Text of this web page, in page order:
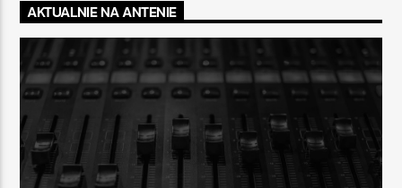
AKTUALNIE NA ANTENIE